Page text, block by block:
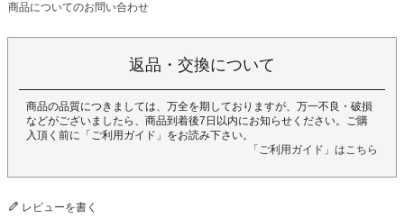
商品についてのお問い合わせ
返品・交換について
商品の品質につきましては、万全を期しておりますが、万一不良・破損
などがございましたら、商品到着後7日以内にお知らせください。ご購
入頂く前に「ご利用ガイド」をお読み下さい。
「ご利用ガイド」はこちら
レビューを書く